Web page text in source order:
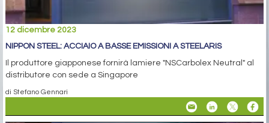
12 dicembre 2023
NIPPON STEEL: ACCIAIO A BASSE EMISSIONI A STEELARIS
Il produttore giapponese fornirà lamiere "NSCarbolex Neutral" al
distributore con sede a Singapore
di Stefano Gennari